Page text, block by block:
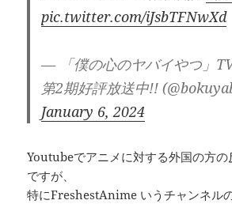
pic.twitter.com/iJsbTFNwXd
— 「僕の心のヤバイやつ」
第2期好評放送中!!
January 6, 2024
Youtubeでアニメに対する外国の方
ですが、
特にFreshestAnime いうチャンネル